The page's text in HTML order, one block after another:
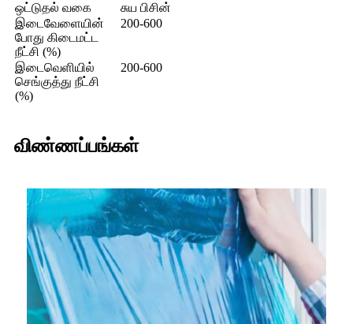
ஒட்டுதல் வகை
சுய பிசின்
இடைவேளையின்
போது கிடைமட்ட
நீட்சி (%)
200-600
இடைவெளியில்
செங்குத்து நீட்சி
(%)
200-600
விண்ணப்பங்கள்